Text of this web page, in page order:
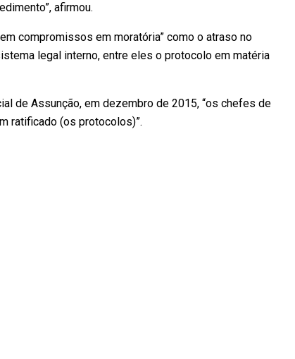
afirmou.
compromissos em moratória” como o atraso no
legal interno, entre eles o protocolo em matéria
de Assunção, em dezembro de 2015, “os chefes de
ratificado (os protocolos)”.